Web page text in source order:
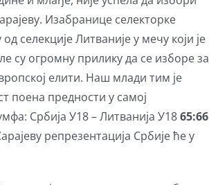
Изабранице селекторке
селекције Литваније у мечу који је
су огромну прилику да се изборе за
елити. Наш млади тим је
поена предности у самој
Србија У18 – Литванија У1865:66
репрезентација Србије ће у